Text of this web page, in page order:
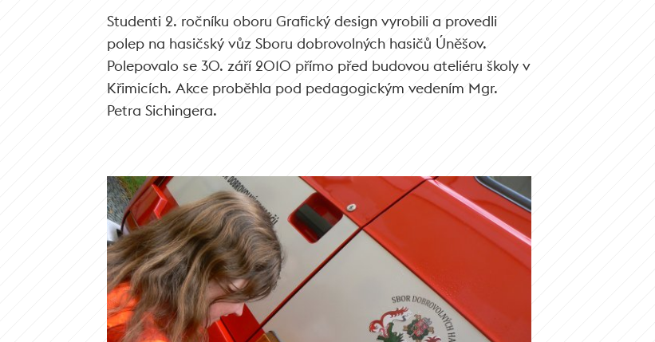
Studenti 2. ročníku oboru Grafický design vyrobili a provedli
polep na hasičský vůz Sboru dobrovolných hasičů Úněšov.
Polepovalo se 30. září 2010 přímo před budovou ateliéru školy v
Křimicích. Akce proběhla pod pedagogickým vedením Mgr.
Petra Sichingera.